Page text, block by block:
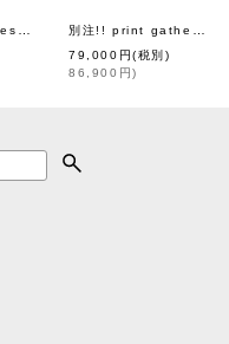
[FOR flowers of
79,000 円(税別)
86,900 円)